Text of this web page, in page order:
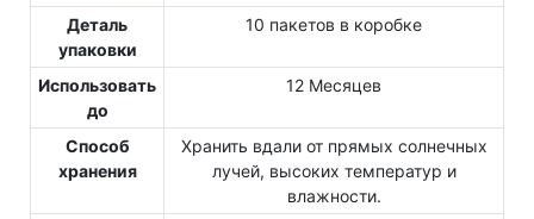
Деталь
упаковки
10 пакетов в коробке
Использовать
до
12 Месяцев
Способ
хранения
Хранить вдали от прямых солнечных
лучей, высоких температур и
влажности.